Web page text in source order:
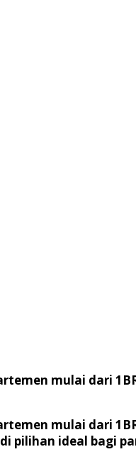
mulai dari
mulai dari
pilihan ideal bagi